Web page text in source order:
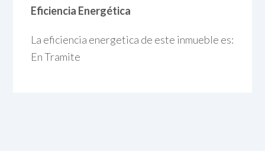
Eficiencia Energética
La eficiencia energetica de este inmueble es:
En Tramite